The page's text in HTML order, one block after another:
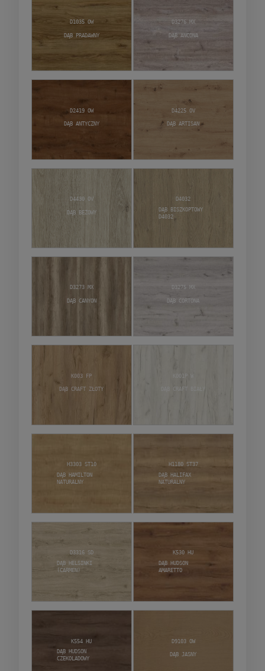
Dąb Pradawny
D1035 OW
Dąb Ancona
D3276 MX
Dąb Antyczny
D2419 OW
Dąb Artisan
D4225 OV
Dąb Beżowy
D4430 OV
Dąb Biszkoptowy
D4032
D4032
Dąb Canyon
D3273 MX
Dąb Cortona
D3275 MX
Dąb craft złoty
K003 FP
Dąb craft biały
K001P W
Dąb Hamilton
Naturalny
H3303 ST10
Dąb Halifax
naturalny
H1180 ST37
Dąb Helsinki
(Carmen)
D3316 SD
Dąb Hudson
Amaretto
K530 HU
Dąb Hudson
Czekoladowy
K554 HU
Dąb Jasny
D9103 OW